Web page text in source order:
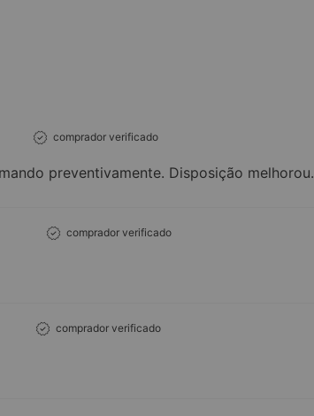
comprador verificado
preventivamente. Disposição melhorou.
comprador verificado
comprador verificado